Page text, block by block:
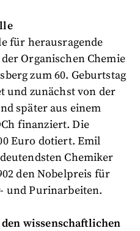
für herausragende
Organischen Chemie
zum 60. Geburtstag
und zunächst von der
später aus einem
finanziert. Die
Euro dotiert. Emil
Chemiker
den Nobelpreis für
und Purinarbeiten.
wissenschaftlichen